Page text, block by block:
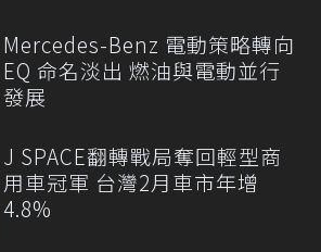
Mercedes-Benz 電動策略轉向
EQ 命名淡出 燃油與電動並行
發展
J SPACE翻轉戰局奪回輕型商
用車冠軍 台灣2月車市年增
4.8%